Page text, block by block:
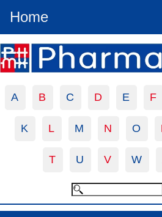
Home
A B C D E F
K L M N O
T U V W